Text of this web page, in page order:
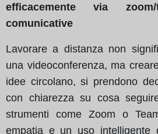
efficacemente via
comunicative
Lavorare a distanza non
una videoconferenza, ma
idee circolano, si prendono
con chiarezza su cosa
strumenti come Zoom o
empatia e un uso intelligente